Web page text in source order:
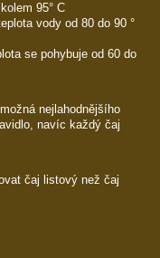
95° C
vody od 80 do 90 °
se pohybuje od 60 do
nejlahodnějšího
navíc každý čaj
čaj listový než čaj